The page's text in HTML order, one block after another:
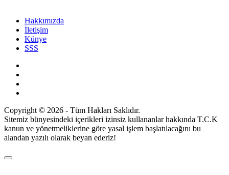
Hakkımızda
İletişim
Künye
SSS
Copyright © 2026 - Tüm Hakları Saklıdır.
Sitemiz bünyesindeki içerikleri izinsiz kullananlar hakkında T.C.K
kanun ve yönetmeliklerine göre yasal işlem başlatılacağını bu
alandan yazılı olarak beyan ederiz!